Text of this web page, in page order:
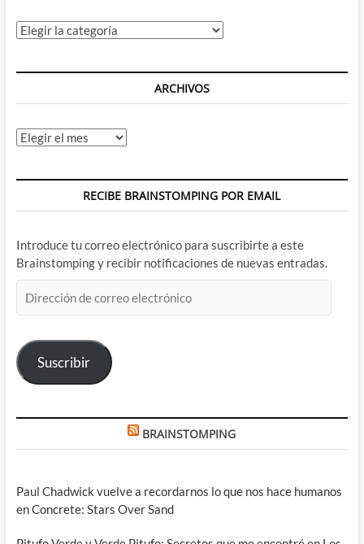
Categorías
ARCHIVOS
Archivos
RECIBE BRAINSTOMPING POR EMAIL
Introduce tu correo electrónico para suscribirte a este
Brainstomping y recibir notificaciones de nuevas entradas.
de
electrónico
Suscribir
BRAINSTOMPING
Paul Chadwick vuelve a recordarnos lo que nos hace humanos
en Concrete: Stars Over Sand